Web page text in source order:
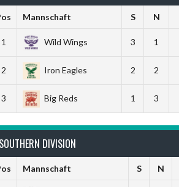
Mannschaft S N
1 Wild Wings 3 1
2 Iron Eagles 2 2
3 Big Reds 1 3
DIVISION
Mannschaft S N